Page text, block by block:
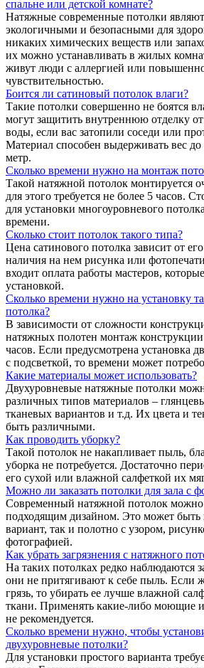
спальне или детской комнате?
Натяжные современные потолки
экологичными и безопасными для
никаких химических веществ или
их можно устанавливать в жилых
живут люди с аллергией или
чувствительностью.
Боится ли сатиновый потолок влаги?
Такие потолки совершенно не боятся
могут защитить внутреннюю отделку
воды, если вас затопили соседи или
Материал способен выдерживать вес
метр.
Сколько времени нужно на монтаж
Такой натяжной потолок монтируется
для этого требуется не более 5 часов.
для установки многоуровневого
времени.
Сколько стоит потолок такого типа?
Цена сатинового потолка зависит от
наличия на нем рисунка или
входит оплата работы мастеров,
установкой.
Сколько времени нужно на установку
потолка?
В зависимости от сложности
натяжных полотен монтаж конструкции
часов. Если предусмотрена установка
с подсветкой, то времени может
Какие материалы может использовать?
Двухуровневые натяжные потолки
различных типов материалов –
тканевых вариантов и т.д. Их цвета и
быть различными.
Как проводить уборку?
Такой потолок не накапливает пыль,
уборка не потребуется. Достаточно
его сухой или влажной салфеткой их
Можно ли заказать потолки для зала с
Современный натяжной потолок
подходящим дизайном. Это может быть
вариант, так и полотно с узором,
фотографией.
Как убрать загрязнения с натяжного
На таких потолках редко наблюдаются
они не притягивают к себе пыль. Если
грязь, то убирать ее лучше влажной
ткани. Применять какие-либо моющие
не рекомендуется.
Сколько времени нужно, чтобы
двухуровневые потолки?
Для установки простого варианта